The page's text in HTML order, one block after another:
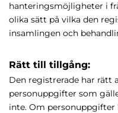
hanteringsmöjligheter i
olika sätt på vilka den
insamlingen och
Rätt till tillgång:
Den registrerade har rätt
personuppgifter som
inte. Om personuppgifter